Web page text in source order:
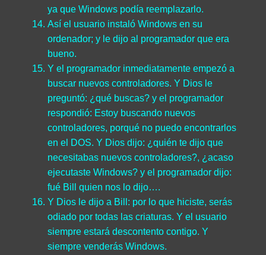
ya que Windows podía reemplazarlo.
Así el usuario instaló Windows en su
ordenador; y le dijo al programador que era
bueno.
Y el programador inmediatamente empezó a
buscar nuevos controladores. Y Dios le
preguntó: ¿qué buscas? y el programador
respondió: Estoy buscando nuevos
controladores, porqué no puedo encontrarlos
en el DOS. Y Dios dijo: ¿quién te dijo que
necesitabas nuevos controladores?, ¿acaso
ejecutaste Windows? y el programador dijo:
fué Bill quien nos lo dijo….
Y Dios le dijo a Bill: por lo que hiciste, serás
odiado por todas las criaturas. Y el usuario
siempre estará descontento contigo. Y
siempre venderás Windows.